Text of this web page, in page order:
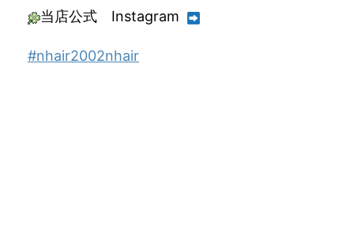
当店公式 Instagram
#nhair2002nhair